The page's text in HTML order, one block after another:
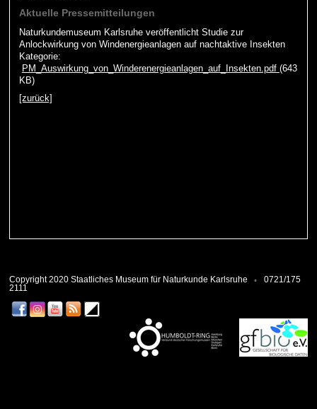
Aktuelle Pressemitteilungen
Naturkundemuseum Karlsruhe veröffentlicht Studie zur
Anlockwirkung von Windenergieanlagen auf nachtaktive Insekten
Kategorie:
PM_Auswirkung_von_Winderenergieanlagen_auf_Insekten.pdf (643
KB)
[zurück]
Copyright 2020 Staatliches Museum für Naturkunde Karlsruhe
0721/175
2111